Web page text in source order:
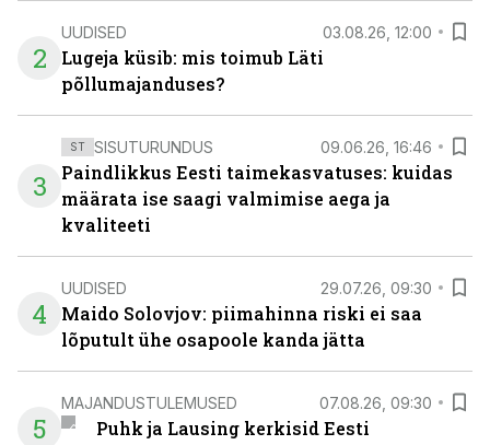
2
UUDISED 03.08.26, 12:00
Lugeja küsib: mis toimub Läti
põllumajanduses?
3
ST SISUTURUNDUS 09.06.26, 16:46
Paindlikkus Eesti taimekasvatuses: kuidas
määrata ise saagi valmimise aega ja
kvaliteeti
4
UUDISED 29.07.26, 09:30
Maido Solovjov: piimahinna riski ei saa
lõputult ühe osapoole kanda jätta
5
MAJANDUSTULEMUSED 07.08.26, 09:30
Puhk ja Lausing kerkisid Eesti